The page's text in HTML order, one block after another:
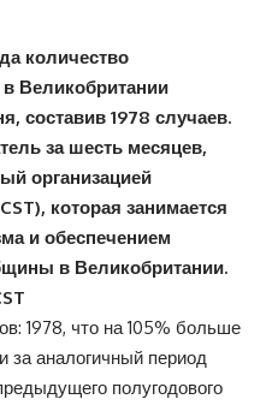
количество
Великобритании
составив 1978 случаев.
за шесть месяцев,
организацией
которая занимается
и обеспечением
в Великобритании.
1978, что на 105% больше
за аналогичный период
полугодового